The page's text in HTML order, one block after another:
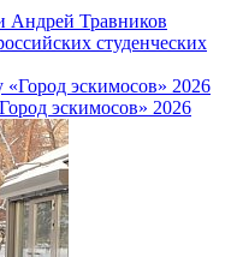
Андрей Травников
студенческих
эскимосов» 2026